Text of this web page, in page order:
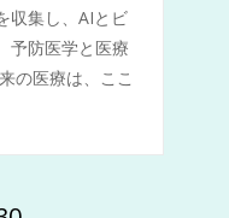
収集し、AIとビ
予防医学と医療
の医療は、ここ